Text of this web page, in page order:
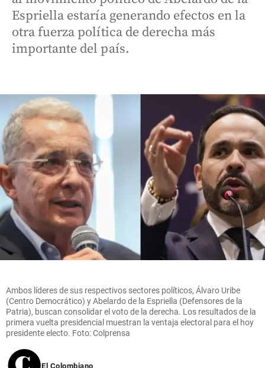
Espriella estaría generando efectos en la
otra fuerza política de derecha más
importante del país.
Ambos líderes de sus respectivos sectores políticos, Álvaro Uribe
(Centro Democrático) y Abelardo de la Espriella (Defensores de la
Patria), buscan consolidar el voto de la derecha. Los resultados de la
primera vuelta presidencial muestran la ventaja electoral para el hoy
presidente electo. Foto: Colprensa
El Colombiano